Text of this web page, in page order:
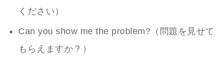
ください）
Can you show me the problem?（問題を見せて
もらえますか？）